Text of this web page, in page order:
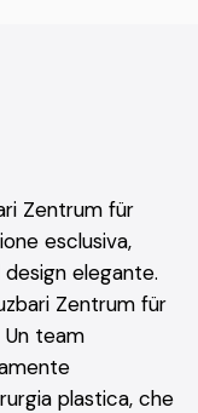
Zentrum für
esclusiva,
elegante.
Zentrum für
Un team
plastica, che